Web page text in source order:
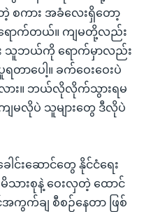
စကား အခံလေးရှိတော့
ောက်တယ်။ ကျမတို့လည်း
သူဘယ်ကို ရောက်မှာလည်း
ာပေါ့။ ခက်ဝေးဝေးပဲ
လား။ ဘယ်လိုလိုက်သွားရမ
မလိုပဲ သူများတွေ ဒီလိုပဲ
ါင်းဆောင်တွေ နိုင်ငံရေး
သားစုနဲ့ ဝေးလှတဲ့ ထောင်
က်ချ စီစဉ်နေတာ ဖြစ်